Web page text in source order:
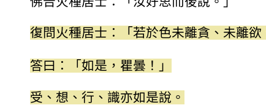
復問火種居士：「若於色未離貪、未離
答曰：「如是，瞿曇！」
受、想、行、識亦如是說。